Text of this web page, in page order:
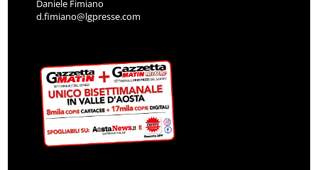
Daniele Fimiano
d.fimiano@lgpresse.com